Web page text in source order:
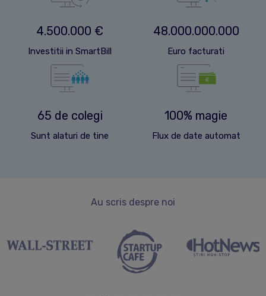
4.500.000 €
Investitii in SmartBill
48.000.000.000
Euro facturati
65 de colegi
Sunt alaturi de tine
100% magie
Flux de date automat
Au scris despre noi